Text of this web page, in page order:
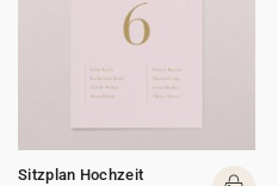
Sitzplan Hochzeit